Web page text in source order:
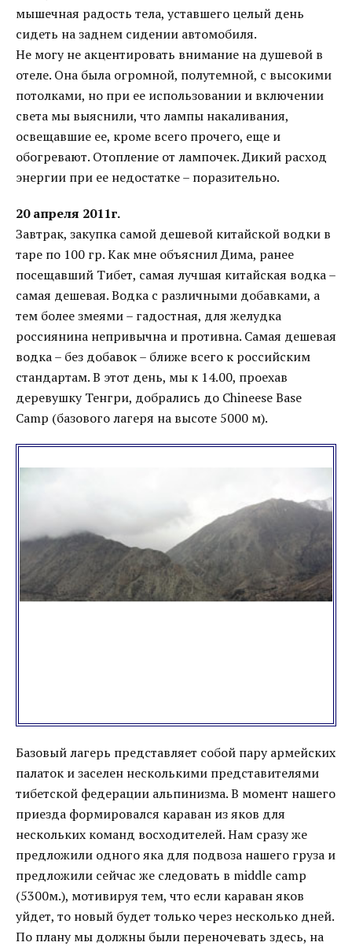
мышечная радость тела, уставшего целый день
сидеть на заднем сидении автомобиля.
Не могу не акцентировать внимание на душевой в
отеле. Она была огромной, полутемной, с высокими
потолками, но при ее использовании и включении
света мы выяснили, что лампы накаливания,
освещавшие ее, кроме всего прочего, еще и
обогревают. Отопление от лампочек. Дикий расход
энергии при ее недостатке – поразительно.
20 апреля 2011г.
Завтрак, закупка самой дешевой китайской водки в
таре по 100 гр. Как мне объяснил Дима, ранее
посещавший Тибет, самая лучшая китайская водка –
самая дешевая. Водка с различными добавками, а
тем более змеями – гадостная, для желудка
россиянина непривычна и противна. Самая дешевая
водка – без добавок – ближе всего к российским
стандартам. В этот день, мы к 14.00, проехав
деревушку Тенгри, добрались до Chineese Base
Camp (базового лагеря на высоте 5000 м).
Базовый лагерь представляет собой пару армейских
палаток и заселен несколькими представителями
тибетской федерации альпинизма. В момент нашего
приезда формировался караван из яков для
нескольких команд восходителей. Нам сразу же
предложили одного яка для подвоза нашего груза и
предложили сейчас же следовать в middle camp
(5300м.), мотивируя тем, что если караван яков
уйдет, то новый будет только через несколько дней.
По плану мы должны были переночевать здесь, на